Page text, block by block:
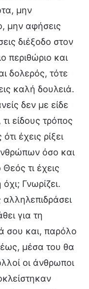
μην
μην αφήσεις
διέξοδο στον
περιθώριο και
δολερός, τότε
καλή δουλειά.
δεν με είδε
είδους τρόπος
έχεις ρίξει
όσο και
τι έχεις
Γνωρίζει.
αλληλεπιδράσει
για τη
σου και, παρόλο
μέσα του θα
οι άνθρωποι